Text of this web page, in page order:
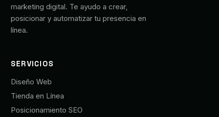
marketing digital. Te ayudo a crear,
posicionar y automatizar tu presencia en
línea.
SERVICIOS
Diseño Web
Tienda en Línea
Posicionamiento SEO